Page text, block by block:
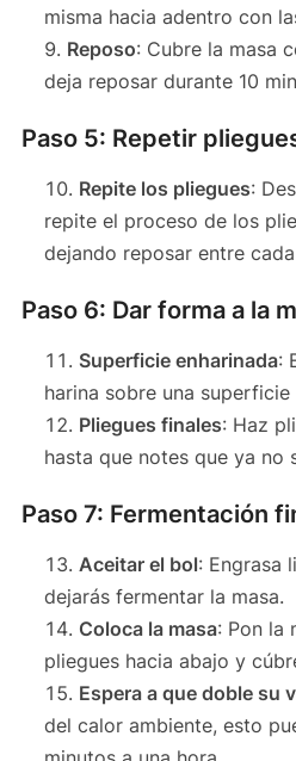
misma hacia adentro con
Reposo: Cubre la masa
deja reposar durante 10
Paso 5: Repetir
Repite los pliegues:
repite el proceso de los
dejando reposar entre
Paso 6: Dar forma a la
Superficie enharinada:
harina sobre una
Pliegues finales: Haz
hasta que notes que ya no
Paso 7: Fermentación
Aceitar el bol: Engrasa
dejarás fermentar la masa.
Coloca la masa: Pon la
pliegues hacia abajo y
Espera a que doble su
del calor ambiente, esto